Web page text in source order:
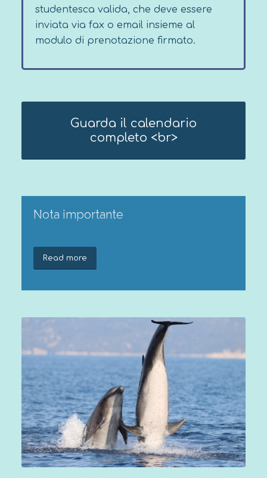
studentesca valida, che deve essere
inviata via fax o email insieme al
modulo di prenotazione firmato.
Guarda il calendario
completo <br>
Nota importante
Sei pienamente consapevole di tutte
le attività che svolgerai durante la
sulBriefing della spedizione.
Le spedizioni sono riservate a
partecipanti di età pari o superiore
ai 18 anni. I partecipanti di
età
compresa tra 13 e 15 anni sono
ammessi se accompagnati da un
genitore. I giovani di
età compresa
tra 16 e 17 annipossono partecipare
non accompagnati, ma è necessario
che i genitori firmino unpatto di
Read more